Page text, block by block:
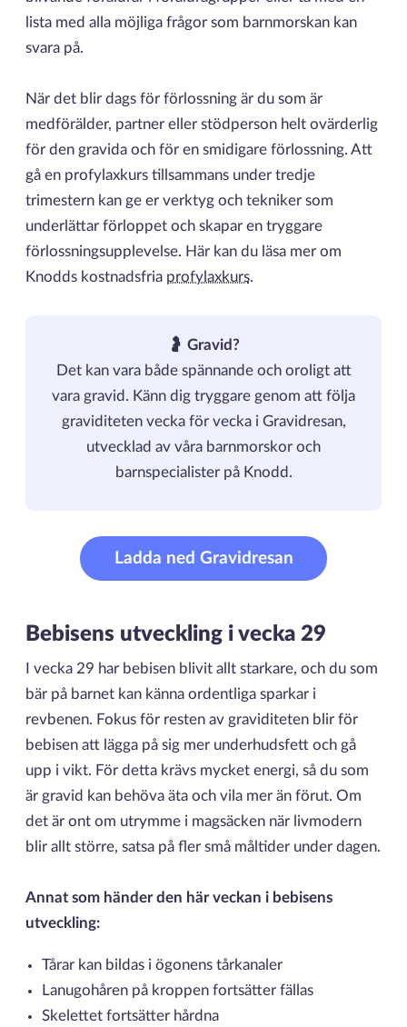
lista med alla möjliga frågor som barnmorskan kan
svara på.
När det blir dags för förlossning är du som är
medförälder, partner eller stödperson helt ovärderlig
för den gravida och för en smidigare förlossning. Att
gå en profylaxkurs tillsammans under tredje
trimestern kan ge er verktyg och tekniker som
underlättar förloppet och skapar en tryggare
förlossningsupplevelse. Här kan du läsa mer om
Knodds kostnadsfria profylaxkurs.
🤰 Gravid?
Det kan vara både spännande och oroligt att
vara gravid. Känn dig tryggare genom att följa
graviditeten vecka för vecka i Gravidresan,
utvecklad av våra barnmorskor och
barnspecialister på Knodd.
Ladda ned Gravidresan
Bebisens utveckling i vecka 29
I vecka 29 har bebisen blivit allt starkare, och du som
bär på barnet kan känna ordentliga sparkar i
revbenen. Fokus för resten av graviditeten blir för
bebisen att lägga på sig mer underhudsfett och gå
upp i vikt. För detta krävs mycket energi, så du som
är gravid kan behöva äta och vila mer än förut. Om
det är ont om utrymme i magsäcken när livmodern
blir allt större, satsa på fler små måltider under dagen.
Annat som händer den här veckan i bebisens
utveckling:
Tårar kan bildas i ögonens tårkanaler
Lanugohåren på kroppen fortsätter fällas
Skelettet fortsätter hårdna